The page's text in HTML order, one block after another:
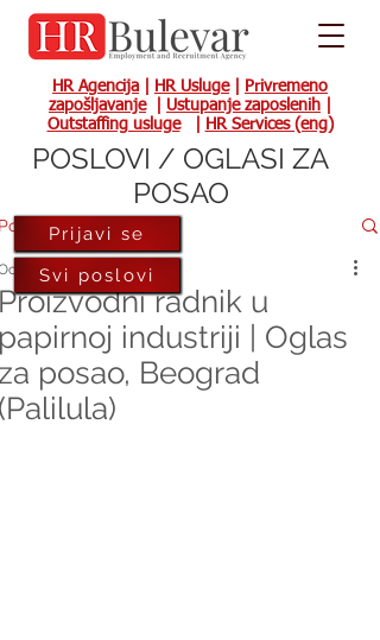
HR Agencija HR Usluge|
Privremeno
zapošljavanje| Ustupanje zaposlenih
Outstaffing usluge| HR Services (eng)
radnik u
industriji | Oglas
posao, Beograd
17, 2023
Prijavi se
Svi poslovi
POSLOVI / OGLASI ZA
POSAO